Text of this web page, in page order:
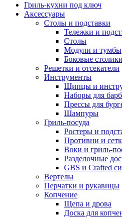
Гриль-кухни под ключ
Аксессуары
Столы и подставки
Тележки и
Столы
Модули и тумбы
Боковые
Решетки и отсекатели
Инструменты
Щипцы и
Наборы для
Прессы для
Шампуры
Гриль-посуда
Ростеры и
Противни и
Воки и гриль-
Разделочные
GBS и Crafted
Вертелы
Перчатки и рукавицы
Копчение
Щепа и дрова
Доска для